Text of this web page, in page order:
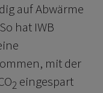
auf Abwärme
hat IWB
mit der
2 eingespart